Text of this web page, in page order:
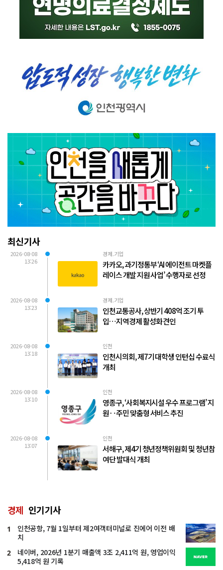
최신기사
2026-08-08
13:26
경제.기업
카카오, 과기정통부 ‘AI 에이전트 마켓플
레이스 개발 지원 사업’ 수행자로 선정
2026-08-08
13:23
경제.기업
인천교통공사, 상반기 408억 조기 투
입…지역경제 활성화 견인
2026-08-08
13:18
인천
인천시의회, 제7기 대학생 인턴십 수료식
개최
2026-08-08
13:10
인천
영종구, ‘사회복지시설 우수 프로그램’ 지
원‥주민 맞춤형 서비스 추진
2026-08-08
13:07
인천
서해구, 제4기 청년정책위원회 및 청년참
여단 발대식 개최
경제 인기기사
1
인천공항, 7월 1일부터 제2여객터미널로 진에어 이전 배
치
2
네이버, 2026년 1분기 매출액 3조 2,411억 원, 영업이익
5,418억 원 기록